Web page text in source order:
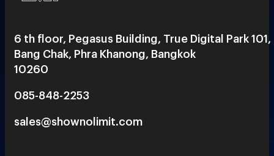
6 th floor, Pegasus Building, True Digital Park 101,
Bang Chak, Phra Khanong, Bangkok
10260
085-848-2253
sales@shownolimit.com